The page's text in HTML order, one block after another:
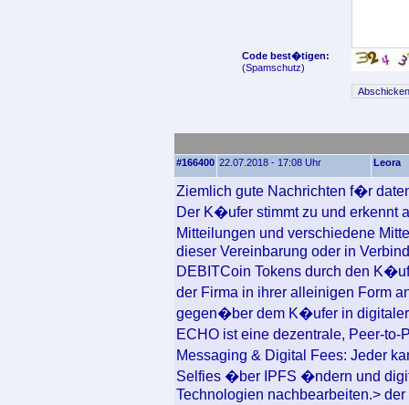
Code best�tigen:
(Spamschutz)
#166400 22.07.2018 - 17:08 Uhr Leora
Ziemlich gute Nachrichten f�r
Der K�ufer stimmt zu und erkennt
Mitteilungen und verschiedene
dieser Vereinbarung oder in
DEBITCoin Tokens durch den
der Firma in ihrer alleinigen Form
gegen�ber dem K�ufer in
ECHO ist eine dezentrale, Peer-
Messaging & Digital Fees: Jeder
Selfies �ber IPFS �ndern und
Technologien nachbearbeiten.>